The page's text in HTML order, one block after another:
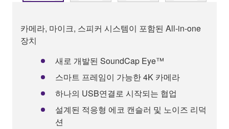
카메라, 마이크, 스피커 시스템이 포함된 All-in-one
장치
새로 개발된 SoundCap Eye™
스마트 프레임이 가능한 4K 카메라
하나의 USB연결로 시작되는 협업
설계된 적응형 에코 캔슬러 및 노이즈 리덕
션